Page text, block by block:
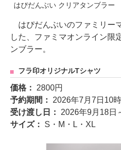
はぴだんぶい クリアタンブラー
はぴだんぶいのファミリー
した、ファミマオンライン限
ンブラー。
フラ印オリジナルTシャツ
価格： 2800円
予約期間： 2026年7月7日10
受け渡し日： 2026年9月18日
サイズ： S・M・L・XL